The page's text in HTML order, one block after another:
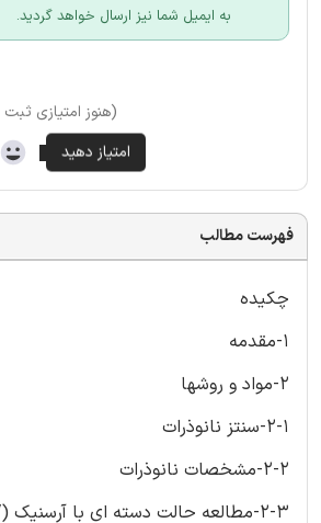
به ایمیل شما نیز ارسال خواهد گردید.
(هنوز امتیازی
فهرست مطالب
چکیده
1-مقدمه
2-مواد و روشها
2-1-سنتز نانوذرات
2-2-مشخصات نانوذرات